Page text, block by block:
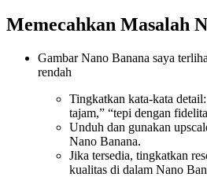
Memecahkan Masalah
Gambar Nano Banana saya
rendah
Tingkatkan kata-kata
tajam,” “tepi dengan
Unduh dan gunakan
Nano Banana.
Jika tersedia, tingkatkan
kualitas di dalam Nano